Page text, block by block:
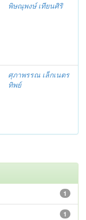
พิษณุพงษ์ เทียนศิริ
ศุภาพรรณ เล็กเนตร
ทิพย์
1
1